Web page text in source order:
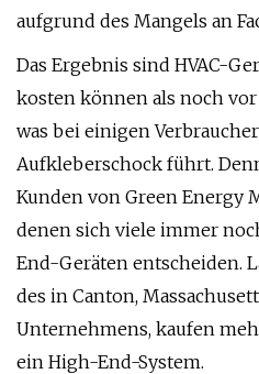
aufgrund des Mangels an
Das Ergebnis sind HVAC-
kosten können als noch
was bei einigen
Aufkleberschock führt.
Kunden von Green Energy
denen sich viele immer
End-Geräten entscheiden.
des in Canton,
Unternehmens, kaufen
ein High-End-System.